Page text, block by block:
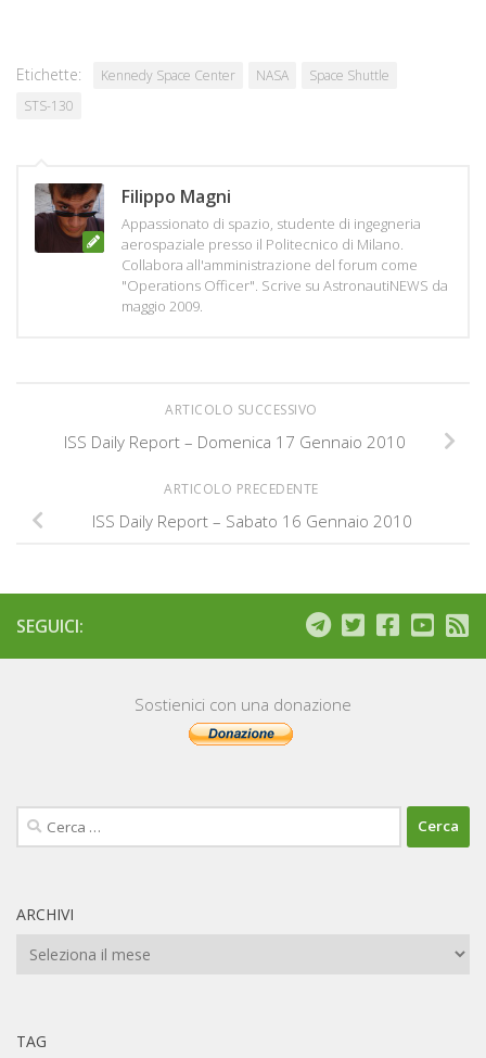
Etichette: Kennedy Space Center NASA
Space Shuttle
STS-130
Filippo Magni
Appassionato di spazio, studente di ingegneria
aerospaziale presso il Politecnico di Milano.
Collabora all'amministrazione del forum come
"Operations Officer". Scrive su AstronautiNEWS da
maggio 2009.
ARTICOLO SUCCESSIVO
ISS Daily Report – Domenica 17 Gennaio 2010
ARTICOLO PRECEDENTE
ISS Daily Report – Sabato 16 Gennaio 2010
SEGUICI:
Sostienici con una donazione
Ricerca
per:
ARCHIVI
Archivi
TAG